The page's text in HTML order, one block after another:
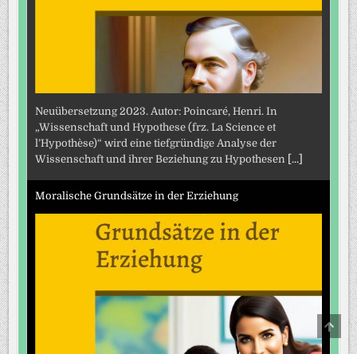
Neuübersetzung 2023. Autor: Poincaré, Henri. In
„Wissenschaft und Hypothese (frz. La Science et
l’Hypothèse)“ wird eine tiefgründige Analyse der
Wissenschaft und ihrer Beziehung zu Hypothesen
[...]
Moralische Grundsätze in der Erziehung
TO
TOP